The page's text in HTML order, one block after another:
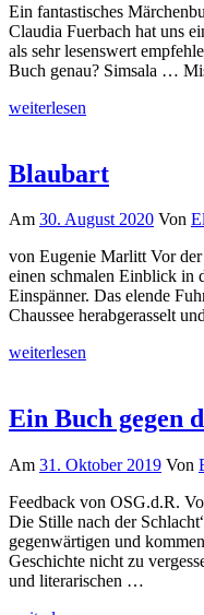
Ein fantastisches
Claudia Fuerbach hat uns
als sehr lesenswert
Buch genau? Simsala …
weiterlesen
Blaubart
Am 30. August 2020 Von
von Eugenie Marlitt Vor
einen schmalen Einblick in
Einspänner. Das elende
Chaussee herabgerasselt
weiterlesen
Ein Buch gegen
Am 31. Oktober 2019 Von
Feedback von OSG.d.R.
Die Stille nach der
gegenwärtigen und
Geschichte nicht zu
und literarischen …